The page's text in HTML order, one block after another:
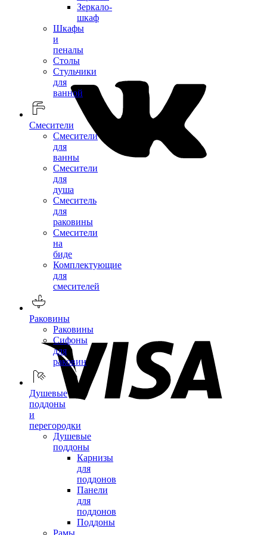
Зеркало-
шкаф
Шкафы
и
пеналы
Столы
Стульчики
для
ванной
Смесители
Смесители
для
ванны
Смесители
для
душа
Смеситель
для
раковины
Смесители
на
биде
Комплектующие
для
смесителей
Раковины
Раковины
Сифоны
для
раковин
Душевые
поддоны
и
перегородки
Душевые
поддоны
Карнизы
для
поддонов
Панели
для
поддонов
Поддоны